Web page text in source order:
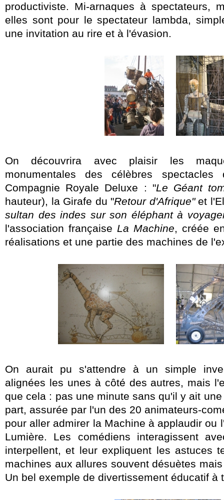
productiviste. Mi-arnaques à spectateurs,
elles sont pour le spectateur lambda,
une invitation au rire et à l'évasion.
On découvrira avec plaisir les
monumentales des célèbres spectacles
Compagnie Royale Deluxe : "Le Géant
hauteur), la Girafe du "Retour d'Afrique"et
sultan des indes sur son éléphant à
l'association française La Machine, créée
réalisations et une partie des machines de
On aurait pu s'attendre à un simple
alignées les unes à côté des autres, mais
que cela : pas une minute sans qu'il y ait
part, assurée par l'un des 20 animateurs-
pour aller admirer la Machine à applaudir ou
Lumière. Les comédiens interagissent
interpellent, et leur expliquent les astuces
machines aux allures souvent désuètes
Un bel exemple de divertissement éducatif à